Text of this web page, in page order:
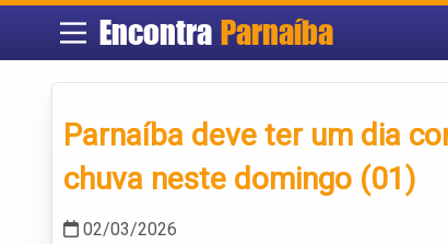
Encontra Parnaíba
Parnaíba deve ter um dia
chuva neste domingo (01)
02/03/2026